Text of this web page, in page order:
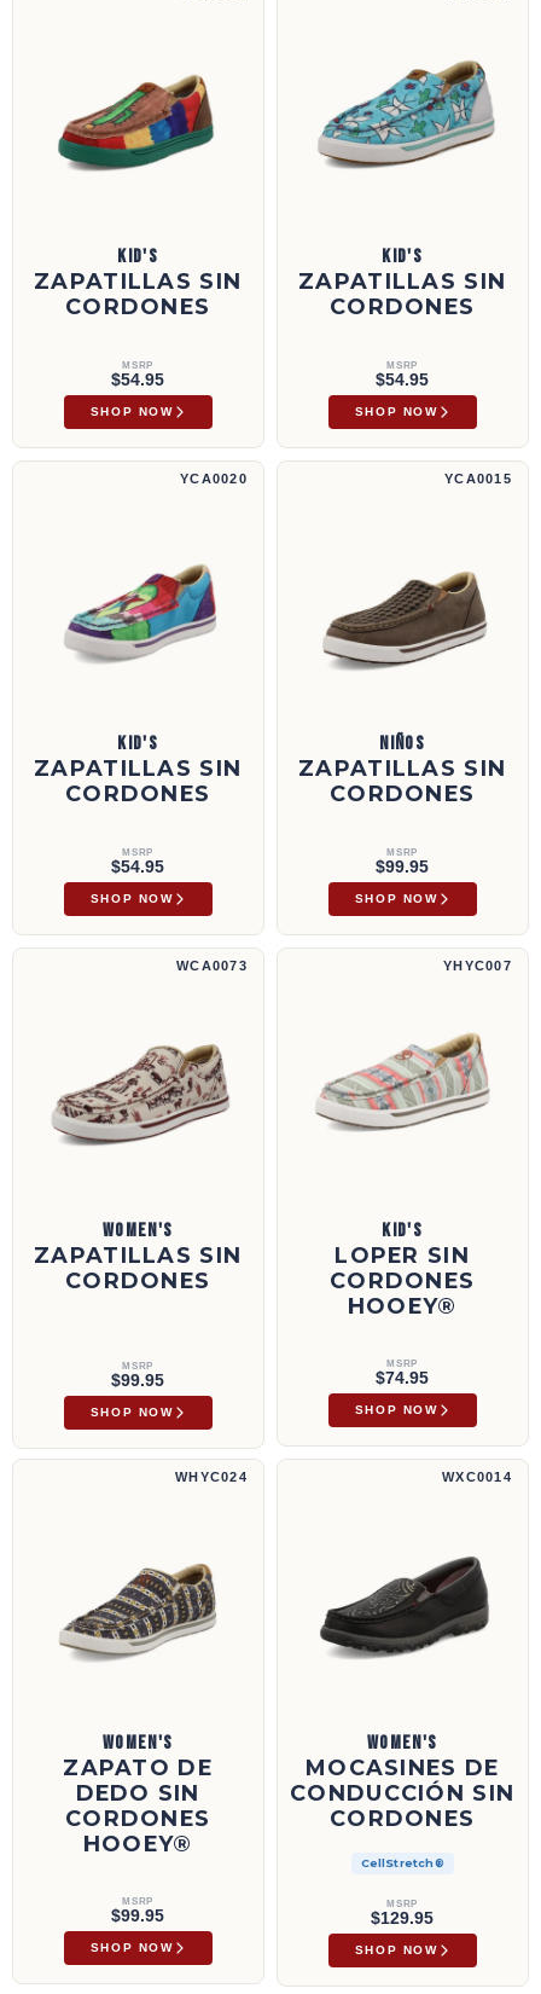
KID'S
ZAPATILLAS SIN
CORDONES
MSRP
$54.95
SHOP NOW
KID'S
ZAPATILLAS SIN
CORDONES
MSRP
$54.95
SHOP NOW
Zapatillas sin cordones | YCA0020
YCA0020
KID'S
ZAPATILLAS SIN
CORDONES
MSRP
$54.95
SHOP NOW
Zapatillas sin cordones | YCA0015
YCA0015
NIÑOS
ZAPATILLAS SIN
CORDONES
MSRP
$99.95
SHOP NOW
Zapatillas sin cordones | WCA0073
WCA0073
WOMEN'S
ZAPATILLAS SIN
CORDONES
MSRP
$99.95
SHOP NOW
Loper sin cordones Hooey® | YHYC007
YHYC007
KID'S
LOPER SIN
CORDONES
HOOEY®
MSRP
$74.95
SHOP NOW
Zapato de dedo sin cordones Hooey® | WHYC024
WHYC024
WOMEN'S
ZAPATO DE
DEDO SIN
CORDONES
HOOEY®
MSRP
$99.95
SHOP NOW
Mocasines de conducción sin cordones |
WXC0014
WOMEN'S
MOCASINES DE
CONDUCCIÓN SIN
CORDONES
CellStretch®
MSRP
$129.95
SHOP NOW